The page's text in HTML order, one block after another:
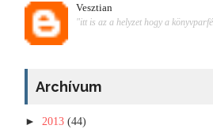
Vesztian
"itt is az a helyzet hogy a
Archívum
► 2013 (44)